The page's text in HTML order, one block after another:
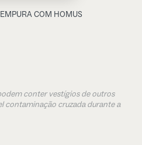
COM HOMUS
conter vestígios de outros
contaminação cruzada durante a